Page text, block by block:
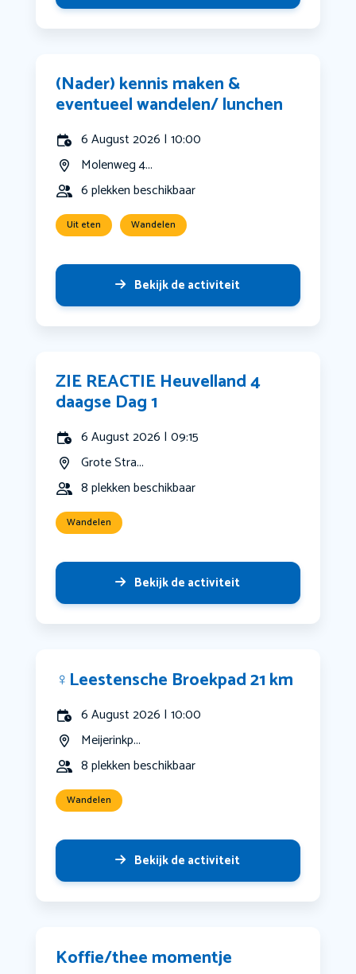
(Nader) kennis maken &
eventueel wandelen/ lunchen
6 August 2026 | 10:00
Molenweg 4...
6 plekken beschikbaar
Uit eten Wandelen
Bekijk de activiteit
ZIE REACTIE Heuvelland 4
daagse Dag 1
6 August 2026 | 09:15
Grote Stra...
8 plekken beschikbaar
Wandelen
Bekijk de activiteit
‍♀️Leestensche Broekpad 21 km
6 August 2026 | 10:00
Meijerinkp...
8 plekken beschikbaar
Wandelen
Bekijk de activiteit
Koffie/thee momentje